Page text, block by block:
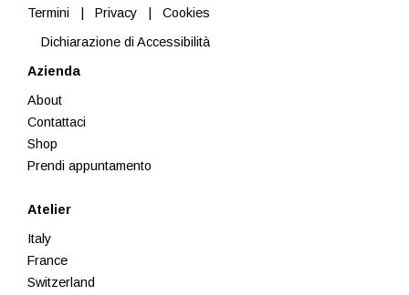
Termini
| Privacy |
Cookies
Dichiarazione di Accessibilità
Azienda
About
Contattaci
Shop
Prendi appuntamento
Atelier
Italy
France
Switzerland